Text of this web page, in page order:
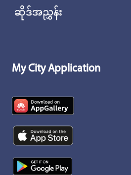
ဆိုဒ်အညွှန်း
My City Application